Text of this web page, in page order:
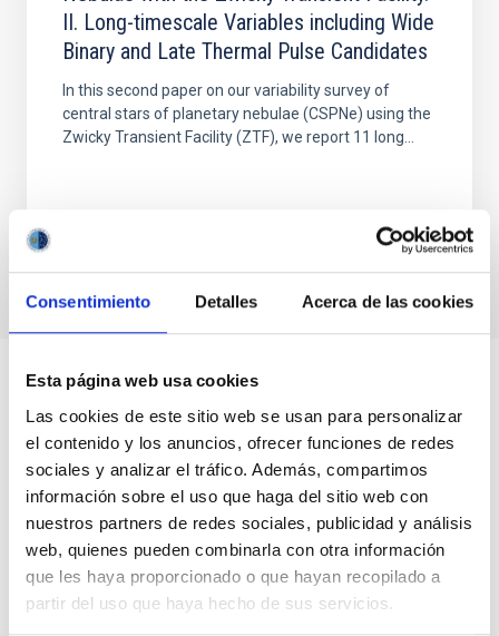
Consentimiento Detalles Acerca de las cookies
Esta página web usa cookies
Las cookies de este sitio web se usan para personalizar
el contenido y los anuncios, ofrecer funciones de redes
sociales y analizar el tráfico. Además, compartimos
información sobre el uso que haga del sitio web con
nuestros partners de redes sociales, publicidad y análisis
web, quienes pueden combinarla con otra información
que les haya proporcionado o que hayan recopilado a
partir del uso que haya hecho de sus servicios.
II. Long-timescale Variables including Wide
Binary and Late Thermal Pulse Candidates
In this second paper on our variability survey of
central stars of planetary nebulae (CSPNe) using the
Zwicky Transient Facility (ZTF), we report 11 long...